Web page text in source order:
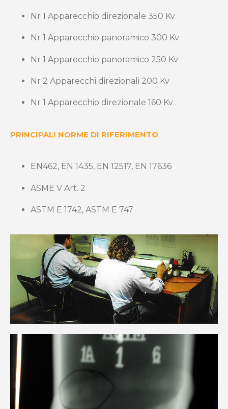
Nr 1 Apparecchio direzionale 350 Kv
Nr 1 Apparecchio panoramico 300 Kv
Nr 1 Apparecchio panoramico 250 Kv
Nr 2 Apparecchi direzionali 200 Kv
Nr 1 Apparecchio direzionale 160 Kv
PRINCIPALI NORME DI RIFERIMENTO
EN462, EN 1435, EN 12517, EN 17636
ASME V Art. 2
ASTM E 1742, ASTM E 747